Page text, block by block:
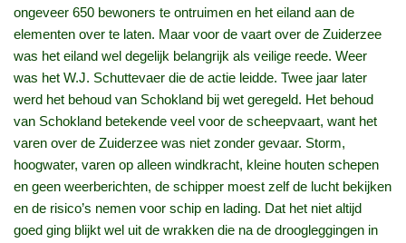
ongeveer 650 bewoners te ontruimen en het eiland aan de
elementen over te laten. Maar voor de vaart over de Zuiderzee
was het eiland wel degelijk belangrijk als veilige reede. Weer
was het W.J. Schuttevaer die de actie leidde. Twee jaar later
werd het behoud van Schokland bij wet geregeld. Het behoud
van Schokland betekende veel voor de scheepvaart, want het
varen over de Zuiderzee was niet zonder gevaar. Storm,
hoogwater, varen op alleen windkracht, kleine houten schepen
en geen weerberichten, de schipper moest zelf de lucht bekijken
en de risico’s nemen voor schip en lading. Dat het niet altijd
goed ging blijkt wel uit de wrakken die na de droogleggingen in